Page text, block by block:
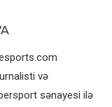
və
sənayesi ilə